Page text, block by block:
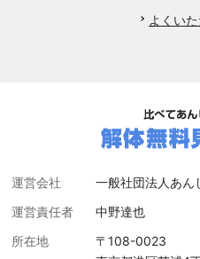
よくい
運営会社
一般社団法人あん
運営責任者
中野達也
所在地
〒108-0023